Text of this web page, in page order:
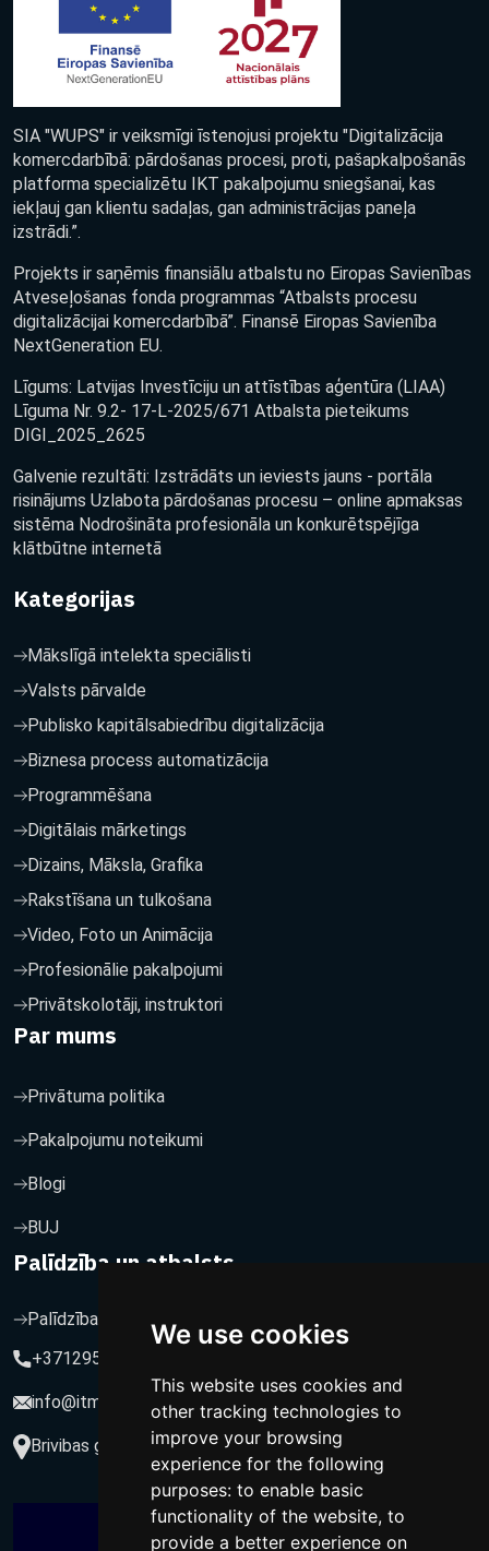
We use cookies
This website uses cookies and
other tracking technologies to
improve your browsing
experience for the following
purposes: to enable basic
functionality of the website, to
provide a better experience on
SIA "WUPS" ir veiksmīgi īstenojusi projektu "Digitalizācija
komercdarbībā: pārdošanas procesi, proti, pašapkalpošanās
platforma specializētu IKT pakalpojumu sniegšanai, kas
iekļauj gan klientu sadaļas, gan administrācijas paneļa
izstrādi.”.
Projekts ir saņēmis finansiālu atbalstu no Eiropas Savienības
Atveseļošanas fonda programmas “Atbalsts procesu
digitalizācijai komercdarbībā”. Finansē Eiropas Savienība
NextGeneration EU.
Līgums: Latvijas Investīciju un attīstības aģentūra (LIAA)
Līguma Nr. 9.2- 17-L-2025/671 Atbalsta pieteikums
DIGI_2025_2625
Galvenie rezultāti: Izstrādāts un ieviests jauns - portāla
risinājums Uzlabota pārdošanas procesu – online apmaksas
sistēma Nodrošināta profesionāla un konkurētspējīga
klātbūtne internetā
Kategorijas
Mākslīgā intelekta speciālisti
Valsts pārvalde
Publisko kapitālsabiedrību digitalizācija
Biznesa process automatizācija
Programmēšana
Digitālais mārketings
Dizains, Māksla, Grafika
Rakstīšana un tulkošana
Video, Foto un Animācija
Profesionālie pakalpojumi
Privātskolotāji, instruktori
Par mums
Privātuma politika
Pakalpojumu noteikumi
Blogi
BUJ
Palīdzība un atbalsts
Palīdzība un atbalsts
+37129564547
info@itmarketing.lv
Brivibas gatve 234-77, LV-1039, Riga, Latvia